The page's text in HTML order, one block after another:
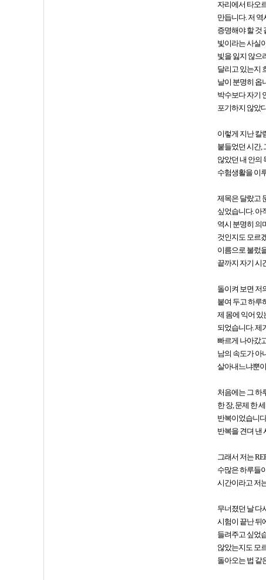
자리에서 타오
만듭니다. 저
증명해야 할 것
빛이라는 사실
빛을 잃지 않으
달리고 있는지
날이 분명히 옵
박수보다 자기
포기하지 않았
이렇게 지난 칼
붙들었던 시간,
않았던 내 안의
수험생활을 이
제목은 달랐고
싶었습니다. 아
역시 분명히 의
것인지도 모르
이름으로 불렀
끝까지 자기 시
돌이켜 보면 저
붙여 두고 하루
제 몸에 익어 있
되었습니다. 제
빠르게 나아갔
남의 속도가 아
살아내느냐뿐
처음에는 그 하
한 장, 문제 한
반복이었습니
반복을 견뎌 낸
그래서 저는
수많은 하루들
시간이라고 저
무너졌던 날 다
시험이 끝난 뒤
들려주고 싶었
않았는지도 모
돌아오는 법 같